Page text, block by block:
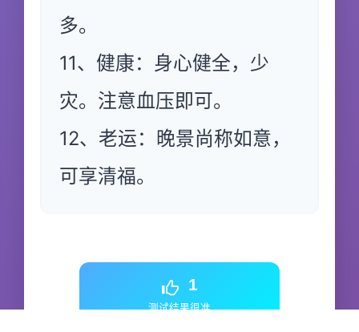
多。
11、健康：身心健全，少
灾。注意血压即可。
12、老运：晚景尚称如意，
可享清福。
1
测试结果很准